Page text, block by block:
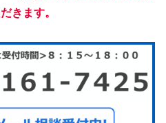
きます。